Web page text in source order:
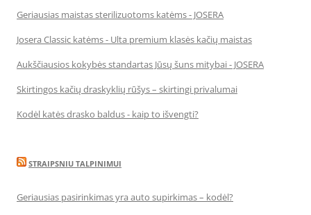
Geriausias maistas sterilizuotoms katėms - JOSERA
Josera Classic katėms - Ulta premium klasės kačių maistas
Aukščiausios kokybės standartas Jūsų šuns mitybai - JOSERA
Skirtingos kačių draskyklių rūšys – skirtingi privalumai
Kodėl katės drasko baldus - kaip to išvengti?
STRAIPSNIU TALPINIMUI
Geriausias pasirinkimas yra auto supirkimas – kodėl?